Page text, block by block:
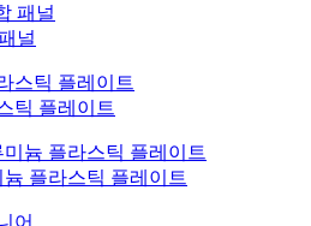
널
틱 플레이트
플라스틱 플레이트